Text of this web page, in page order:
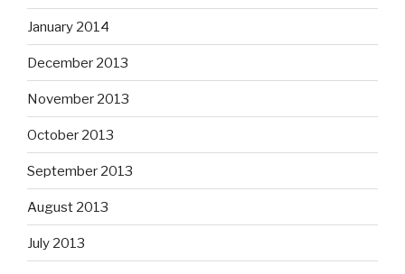
January 2014
December 2013
November 2013
October 2013
September 2013
August 2013
July 2013